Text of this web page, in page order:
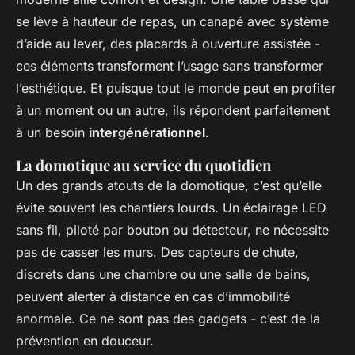
se lève à hauteur de repas, un canapé avec système
d’aide au lever, des placards à ouverture assistée -
ces éléments transforment l’usage sans transformer
l’esthétique. Et puisque tout le monde peut en profiter
à un moment ou un autre, ils répondent parfaitement
à un besoin intergénérationnel.
La domotique au service du quotidien
Un des grands atouts de la domotique, c’est qu’elle
évite souvent les chantiers lourds. Un éclairage LED
sans fil, piloté par bouton ou détecteur, ne nécessite
pas de casser les murs. Des capteurs de chute,
discrets dans une chambre ou une salle de bains,
peuvent alerter à distance en cas d’immobilité
anormale. Ce ne sont pas des gadgets - c’est de la
prévention en douceur.